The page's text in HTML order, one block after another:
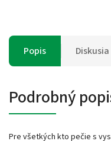
Popis Diskusia
Podrobný
Pre všetkých kto pečie s